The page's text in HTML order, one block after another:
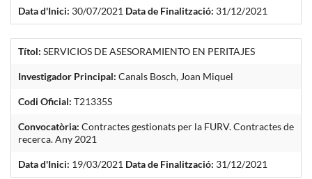
Data d'Inici: 30/07/2021 Data de Finalització: 31/12/2021
Títol: SERVICIOS DE ASESORAMIENTO EN PERITAJES
Investigador Principal: Canals Bosch, Joan Miquel
Codi Oficial: T21335S
Convocatòria: Contractes gestionats per la FURV. Contractes de
recerca. Any 2021
Data d'Inici: 19/03/2021 Data de Finalització: 31/12/2021